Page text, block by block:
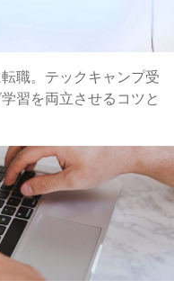
職。テックキャンプ受
習を両立させるコツと